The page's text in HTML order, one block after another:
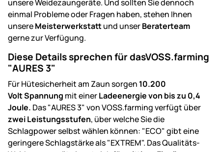
unsere Weidezaungeräte. Und sollten Sie dennoch
einmal Probleme oder Fragen haben, stehen Ihnen
unsereMeisterwerkstattund unserBeraterteam
gerne zur Verfügung.
Diese Details sprechen für dasVOSS.farming
"AURES 3"
Für Hütesicherheit am Zaun sorgen 10.200
Volt Spannung mit einerLadeenergie von bis zu 0,4
Joule. Das "AURES 3" von VOSS.farming verfügt über
zwei Leistungsstufen, über welche Sie die
Schlagpower selbst wählen können: "ECO" gibt eine
geringere Schlagstärke als "EXTREM". Das Qualitäts-